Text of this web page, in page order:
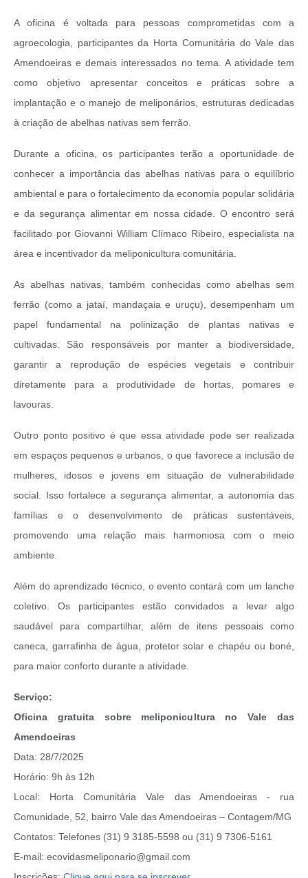
A oficina é voltada para pessoas comprometidas com a
agroecologia, participantes da Horta Comunitária do Vale das
Amendoeiras e demais interessados no tema. A atividade tem
como objetivo apresentar conceitos e práticas sobre a
implantação e o manejo de meliponários, estruturas dedicadas
à criação de abelhas nativas sem ferrão.
Durante a oficina, os participantes terão a oportunidade de
conhecer a importância das abelhas nativas para o equilíbrio
ambiental e para o fortalecimento da economia popular solidária
e da segurança alimentar em nossa cidade. O encontro será
facilitado por Giovanni William Clímaco Ribeiro, especialista na
área e incentivador da meliponicultura comunitária.
As abelhas nativas, também conhecidas como abelhas sem
ferrão (como a jataí, mandaçaia e uruçu), desempenham um
papel fundamental na polinização de plantas nativas e
cultivadas. São responsáveis por manter a biodiversidade,
garantir a reprodução de espécies vegetais e contribuir
diretamente para a produtividade de hortas, pomares e
lavouras.
Outro ponto positivo é que essa atividade pode ser realizada
em espaços pequenos e urbanos, o que favorece a inclusão de
mulheres, idosos e jovens em situação de vulnerabilidade
social. Isso fortalece a segurança alimentar, a autonomia das
famílias e o desenvolvimento de práticas sustentáveis,
promovendo uma relação mais harmoniosa com o meio
ambiente.
Além do aprendizado técnico, o evento contará com um lanche
coletivo. Os participantes estão convidados a levar algo
saudável para compartilhar, além de itens pessoais como
caneca, garrafinha de água, protetor solar e chapéu ou boné,
para maior conforto durante a atividade.
Serviço:
Oficina gratuita sobre meliponicultura no Vale das
Amendoeiras
Data: 28/7/2025
Horário: 9h às 12h
Local: Horta Comunitária Vale das Amendoeiras - rua
Comunidade, 52, bairro Vale das Amendoeiras – Contagem/MG
Contatos: Telefones (31) 9 3185-5598 ou (31) 9 7306-5161
E-mail: ecovidasmeliponario@gmail.com